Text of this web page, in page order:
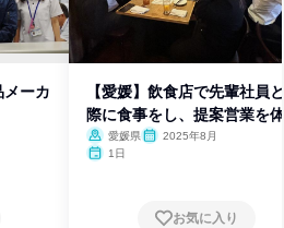
メーカ
【愛媛】飲食店で先輩社員
際に食事をし、提案営業を
愛媛県
2025年8月
1日
お気に入り